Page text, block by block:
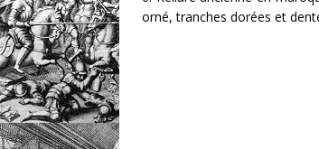
orné, tranches dorées et